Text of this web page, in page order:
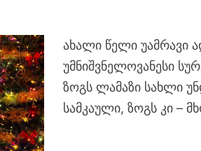
ახალი წელი უამრავი
უმნიშვნელოვანესი
ზოგს ლამაზი სახლი
სამკაული, ზოგს კი –